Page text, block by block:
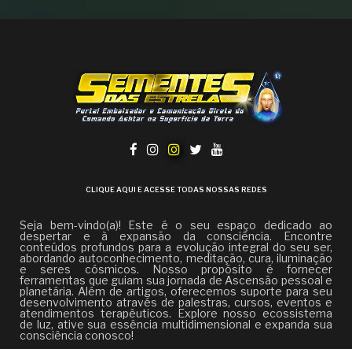
CLIQUE AQUI E ACESSE TODAS NOSSAS REDES
Seja bem-vindo(a)! Este é o seu espaço dedicado ao
despertar e à expansão da consciência. Encontre
conteúdos profundos para a evolução integral do seu ser,
abordando autoconhecimento, meditação, cura, iluminação
e seres cósmicos. Nosso propósito é fornecer
ferramentas que guiam sua jornada de Ascensão pessoal e
planetária. Além de artigos, oferecemos suporte para seu
desenvolvimento através de palestras, cursos, eventos e
atendimentos terapêuticos. Explore nosso ecossistema
de luz, ative sua essência multidimensional e expanda sua
consciência conosco!